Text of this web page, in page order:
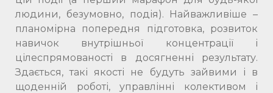
людини, безумовно, подія). Найважливіше –
планомірна попередня підготовка, розвиток
навичок внутрішньої концентрації і
цілеспрямованості в досягненні результату.
Здається, такі якості не будуть зайвими і в
щоденній роботі, управлінні колективом і